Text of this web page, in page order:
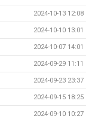
2024-10-13 12:08
2024-10-10 13:01
2024-10-07 14:01
2024-09-29 11:11
2024-09-23 23:37
2024-09-15 18:25
2024-09-10 10:27